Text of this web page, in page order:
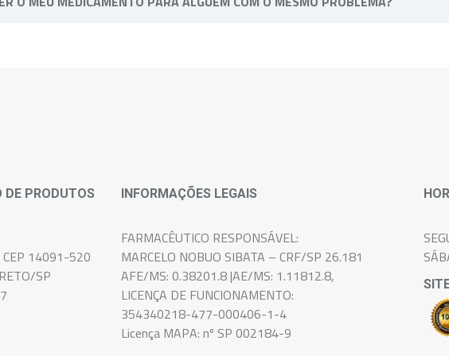
DE PRODUTOS
INFORMAÇÕES LEGAIS
CEP 14091-520
SP
FARMACÊUTICO RESPONSÁVEL:
MARCELO NOBUO SIBATA – CRF/SP 26.181
AFE/MS: 0.38201.8 |AE/MS: 1.11812.8,
LICENÇA DE FUNCIONAMENTO:
354340218-477-000406-1-4
Licença MAPA: nº SP 002184-9